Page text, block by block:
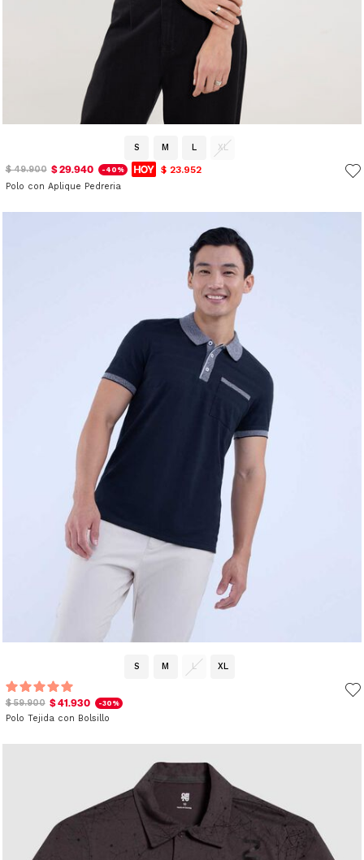
S M L XL
$ 49.900 $ 29.940 -40% $ 23.952
Polo con Aplique Pedreria
S M L XL
$ 59.900 $ 41.930 -30%
Polo Tejida con Bolsillo